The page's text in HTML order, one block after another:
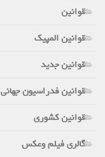
قوانین
قوانین المپیک
قوانین جدید
قوانین فدراسیون جهانی
قوانین کشوری
گالری فیلم وعکس